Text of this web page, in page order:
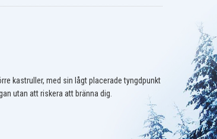
kastruller, med sin lågt placerade tyngdpunkt
utan att riskera att bränna dig.